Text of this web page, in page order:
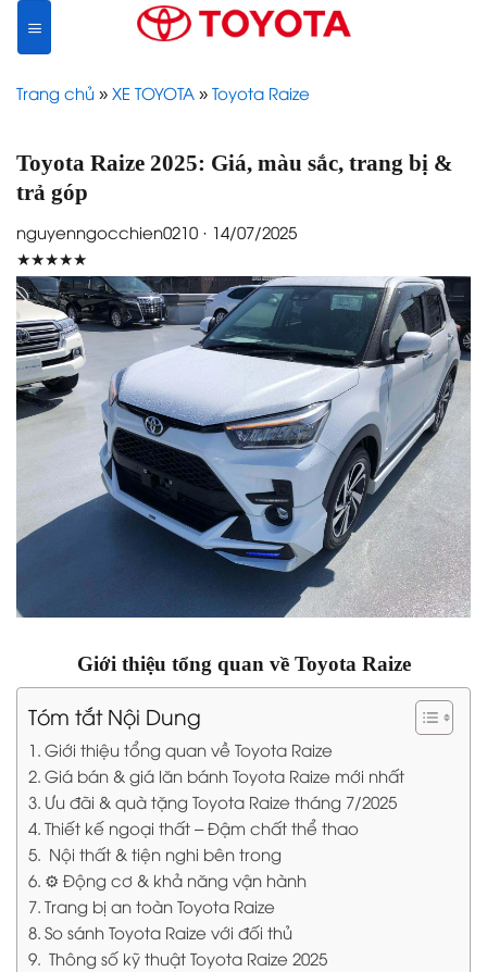
content
Trang chủ » XE TOYOTA » Toyota Raize
Toyota Raize 2025: Giá, màu sắc, trang bị &
trả góp
nguyenngocchien0210 · 14/07/2025
★★★★★
Giới thiệu tổng quan về Toyota Raize
Tóm tắt Nội Dung
Giới thiệu tổng quan về Toyota Raize
Giá bán & giá lăn bánh Toyota Raize mới nhất
Ưu đãi & quà tặng Toyota Raize tháng 7/2025
Thiết kế ngoại thất – Đậm chất thể thao
️ Nội thất & tiện nghi bên trong
⚙️ Động cơ & khả năng vận hành
Trang bị an toàn Toyota Raize
So sánh Toyota Raize với đối thủ
️ Thông số kỹ thuật Toyota Raize 2025